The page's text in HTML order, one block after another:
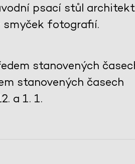
psací stůl
fotografií.
stanovených
stanovených časech
a 1. 1.